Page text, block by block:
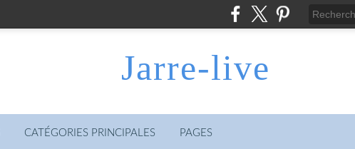
Jarre-live
CATÉGORIES PRINCIPALES PAGES